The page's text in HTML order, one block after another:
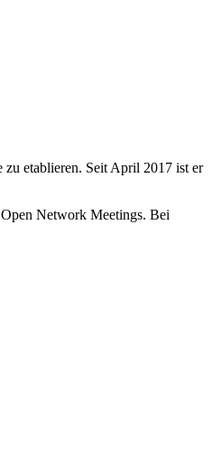
etablieren. Seit April 2017 ist er
Network Meetings. Bei